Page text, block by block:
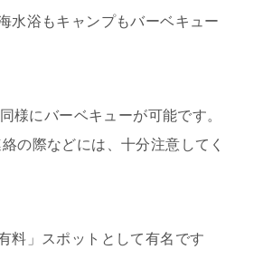
水浴もキャンプもバーベキュー
様にバーベキューが可能です。
の際などには、十分注意してく
料」スポットとして有名です